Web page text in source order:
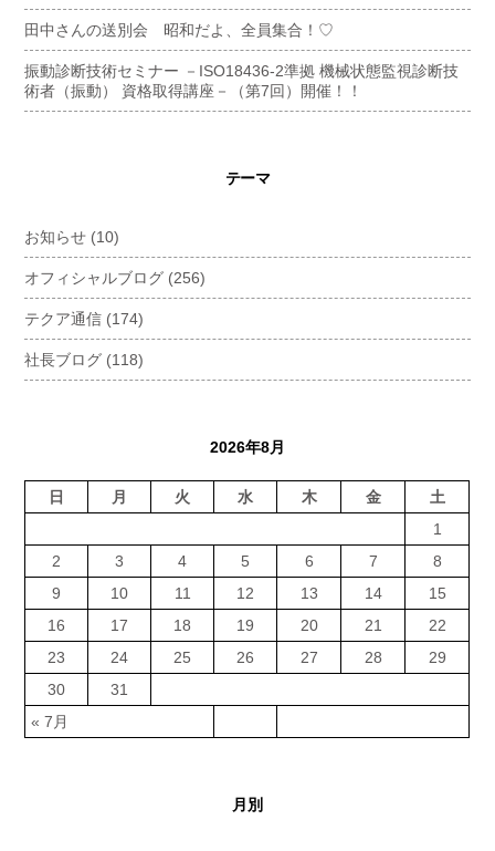
田中さんの送別会 昭和だよ、全員集合！♡
振動診断技術セミナー －ISO18436-2準拠 機械状態監視診断技
術者（振動） 資格取得講座－（第7回）開催！！
テーマ
お知らせ (10)
オフィシャルブログ (256)
テクア通信 (174)
社長ブログ (118)
2026年8月
日 月 火 水 木 金 土
« 7月
1
2
3 4 5 6 7
8
9
10 11 12 13 14
15
16
17 18 19 20 21
22
23
24 25 26 27 28
29
30
31
月別